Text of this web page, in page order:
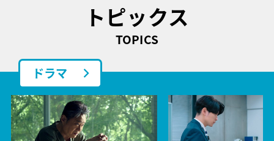
トピックス
TOPICS
ドラマ